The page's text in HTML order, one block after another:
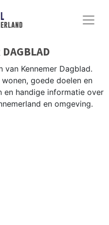
van Kennemer Dagblad.
goede doelen en
en handige informatie over
en omgeving.